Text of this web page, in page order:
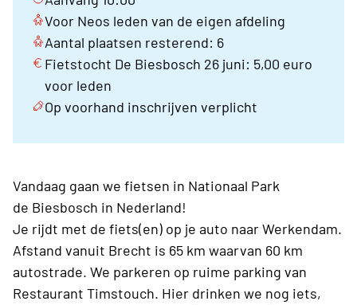
Voor Neos leden van de eigen afdeling
Aantal plaatsen resterend: 6
Fietstocht De Biesbosch 26 juni: 5,00 euro
voor leden
Op voorhand inschrijven verplicht
Vandaag gaan we fietsen in Nationaal Park
de Biesbosch in Nederland!
Je rijdt met de fiets(en) op je auto naar Werkendam.
Afstand vanuit Brecht is 65 km waarvan 60 km
autostrade. We parkeren op ruime parking van
Restaurant Timstouch. Hier drinken we nog iets,